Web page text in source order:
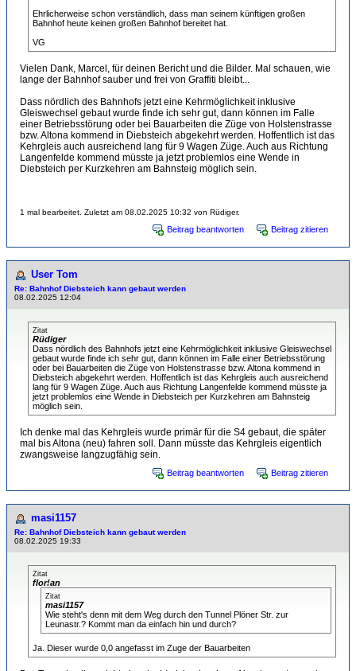
Ehrlicherweise schon verständlich, dass man seinem künftigen großen
Bahnhof heute keinen großen Bahnhof bereitet hat.
VG
Vielen Dank, Marcel, für deinen Bericht und die Bilder. Mal schauen, wie
lange der Bahnhof sauber und frei von Graffiti bleibt...
Dass nördlich des Bahnhofs jetzt eine Kehrmöglichkeit inklusive
Gleiswechsel gebaut wurde finde ich sehr gut, dann können im Falle
einer Betriebsstörung oder bei Bauarbeiten die Züge von Holstenstrasse
bzw. Altona kommend in Diebsteich abgekehrt werden. Hoffentlich ist das
Kehrgleis auch ausreichend lang für 9 Wagen Züge. Auch aus Richtung
Langenfelde kommend müsste ja jetzt problemlos eine Wende in
Diebsteich per Kurzkehren am Bahnsteig möglich sein.
1 mal bearbeitet. Zuletzt am 08.02.2025 10:32 von Rüdiger.
Beitrag beantworten Beitrag zitieren
User Tom
Re: Bahnhof Diebsteich kann gebaut werden
08.02.2025 12:04
Zitat
Rüdiger
Dass nördlich des Bahnhofs jetzt eine Kehrmöglichkeit inklusive Gleiswechsel
gebaut wurde finde ich sehr gut, dann können im Falle einer Betriebsstörung
oder bei Bauarbeiten die Züge von Holstenstrasse bzw. Altona kommend in
Diebsteich abgekehrt werden. Hoffentlich ist das Kehrgleis auch ausreichend
lang für 9 Wagen Züge. Auch aus Richtung Langenfelde kommend müsste ja
jetzt problemlos eine Wende in Diebsteich per Kurzkehren am Bahnsteig
möglich sein.
Ich denke mal das Kehrgleis wurde primär für die S4 gebaut, die später
mal bis Altona (neu) fahren soll. Dann müsste das Kehrgleis eigentlich
zwangsweise langzugfähig sein.
Beitrag beantworten Beitrag zitieren
masi1157
Re: Bahnhof Diebsteich kann gebaut werden
08.02.2025 19:33
Zitat
flor!an
Zitat
masi1157
Wie steht's denn mit dem Weg durch den Tunnel Plöner Str. zur
Leunastr.? Kommt man da einfach hin und durch?
Ja. Dieser wurde 0,0 angefasst im Zuge der Bauarbeiten